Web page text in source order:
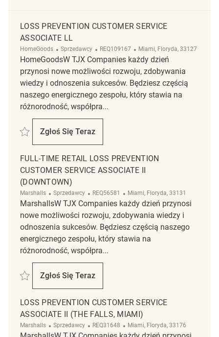
LOSS PREVENTION CUSTOMER SERVICE
ASSOCIATE LL
HomeGoods Kategoria
Sprzedawcy ReqId
REQ109167 Lokalizacja
Miami, Floryda, 33127
HomeGoodsW TJX Companies każdy dzień
przynosi nowe możliwości rozwoju, zdobywania
wiedzy i odnoszenia sukcesów. Będziesz częścią
naszego energicznego zespołu, który stawia na
różnorodność, współpra...
Zapisać Loss Prevention Customer Service Associate ll REQ109167
Zgłoś Się Teraz
Loss Prevention Customer Service
FULL-TIME RETAIL LOSS PREVENTION
CUSTOMER SERVICE ASSOCIATE II
(DOWNTOWN)
Marshalls Kategoria
Sprzedawcy ReqId
REQ56581 Lokalizacja
Miami, Floryda, 33131
MarshallsW TJX Companies każdy dzień przynosi
nowe możliwości rozwoju, zdobywania wiedzy i
odnoszenia sukcesów. Będziesz częścią naszego
energicznego zespołu, który stawia na
różnorodność, współpra...
Zapisać Full-Time Retail Loss Prevention Customer Service Associate II
Zgłoś Się Teraz
Full-Time Retail Loss Prevention
LOSS PREVENTION CUSTOMER SERVICE
ASSOCIATE II (THE FALLS, MIAMI)
Marshalls Kategoria
Sprzedawcy ReqId
REQ31648 Lokalizacja
Miami, Floryda, 33176